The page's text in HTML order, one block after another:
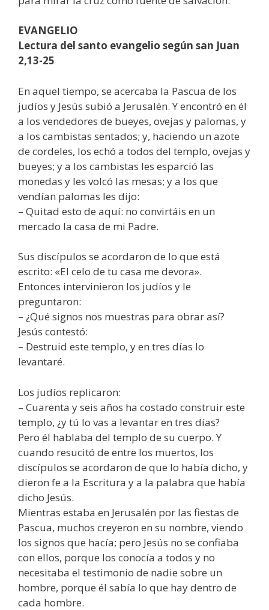
EVANGELIO
Lectura del santo evangelio según san Juan
2,13-25
En aquel tiempo, se acercaba la Pascua de los
judíos y Jesús subió a Jerusalén. Y encontró en él
a los vendedores de bueyes, ovejas y palomas, y
a los cambistas sentados; y, haciendo un azote
de cordeles, los echó a todos del templo, ovejas y
bueyes; y a los cambistas les esparció las
monedas y les volcó las mesas; y a los que
vendían palomas les dijo:
– Quitad esto de aquí: no convirtáis en un
mercado la casa de mi Padre.
Sus discípulos se acordaron de lo que está
escrito: «El celo de tu casa me devora».
Entonces intervinieron los judíos y le
preguntaron:
– ¿Qué signos nos muestras para obrar así?
Jesús contestó:
– Destruid este templo, y en tres días lo
levantaré.
Los judíos replicaron:
– Cuarenta y seis años ha costado construir este
templo, ¿y tú lo vas a levantar en tres días?
Pero él hablaba del templo de su cuerpo. Y
cuando resucitó de entre los muertos, los
discípulos se acordaron de que lo había dicho, y
dieron fe a la Escritura y a la palabra que había
dicho Jesús.
Mientras estaba en Jerusalén por las fiestas de
Pascua, muchos creyeron en su nombre, viendo
los signos que hacía; pero Jesús no se confiaba
con ellos, porque los conocía a todos y no
necesitaba el testimonio de nadie sobre un
hombre, porque él sabía lo que hay dentro de
cada hombre.